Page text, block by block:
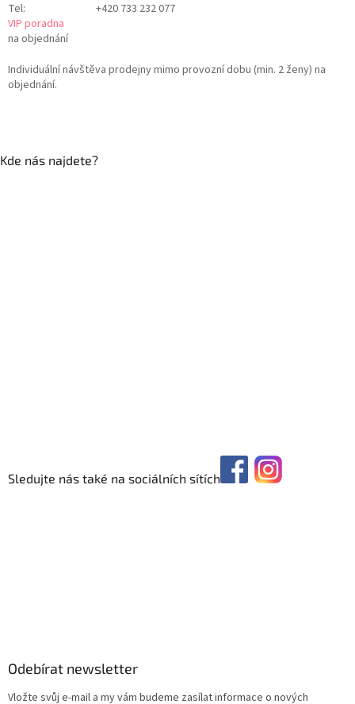
Tel:
+420 733 232 077
VIP poradna
na objednání
Individuální návštěva prodejny mimo provozní dobu (min. 2 ženy) na
objednání.
Kde nás najdete?
Sledujte nás také na sociálních sítích
Odebírat newsletter
Vložte svůj e-mail a my vám budeme zasílat informace o nových